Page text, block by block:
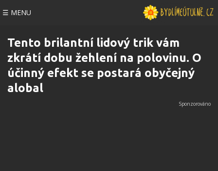
☰ MENU
Tento brilantní lidový trik vám
zkrátí dobu žehlení na polovinu. O
účinný efekt se postará obyčejný
alobal